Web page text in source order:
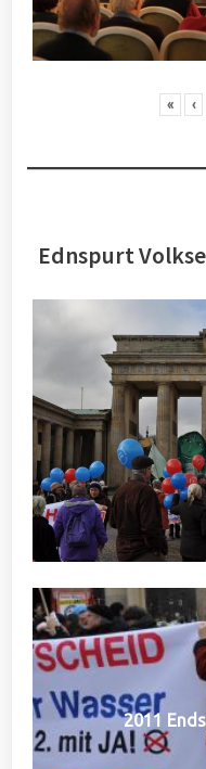
« ‹
Ednspurt
2011